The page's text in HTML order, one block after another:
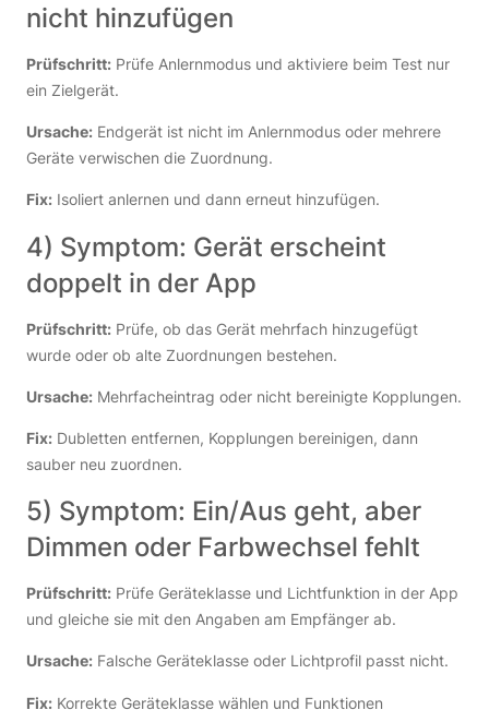
nicht hinzufügen
Prüfschritt: Prüfe Anlernmodus und aktiviere beim Test nur
ein Zielgerät.
Ursache: Endgerät ist nicht im Anlernmodus oder mehrere
Geräte verwischen die Zuordnung.
Fix: Isoliert anlernen und dann erneut hinzufügen.
4) Symptom: Gerät erscheint
doppelt in der App
Prüfschritt: Prüfe, ob das Gerät mehrfach hinzugefügt
wurde oder ob alte Zuordnungen bestehen.
Ursache: Mehrfacheintrag oder nicht bereinigte Kopplungen.
Fix: Dubletten entfernen, Kopplungen bereinigen, dann
sauber neu zuordnen.
5) Symptom: Ein/Aus geht, aber
Dimmen oder Farbwechsel fehlt
Prüfschritt: Prüfe Geräteklasse und Lichtfunktion in der App
und gleiche sie mit den Angaben am Empfänger ab.
Ursache: Falsche Geräteklasse oder Lichtprofil passt nicht.
Fix: Korrekte Geräteklasse wählen und Funktionen